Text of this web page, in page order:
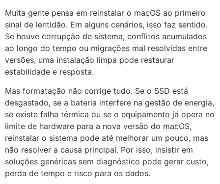
Muita gente pensa em reinstalar o macOS ao primeiro
sinal de lentidão. Em alguns cenários, isso faz sentido.
Se houve corrupção de sistema, conflitos acumulados
ao longo do tempo ou migrações mal resolvidas entre
versões, uma instalação limpa pode restaurar
estabilidade e resposta.
Mas formatação não corrige tudo. Se o SSD está
desgastado, se a bateria interfere na gestão de energia,
se existe falha térmica ou se o equipamento já opera no
limite de hardware para a nova versão do macOS,
reinstalar o sistema pode até melhorar um pouco, mas
não resolver a causa principal. Por isso, insistir em
soluções genéricas sem diagnóstico pode gerar custo,
perda de tempo e risco para os dados.